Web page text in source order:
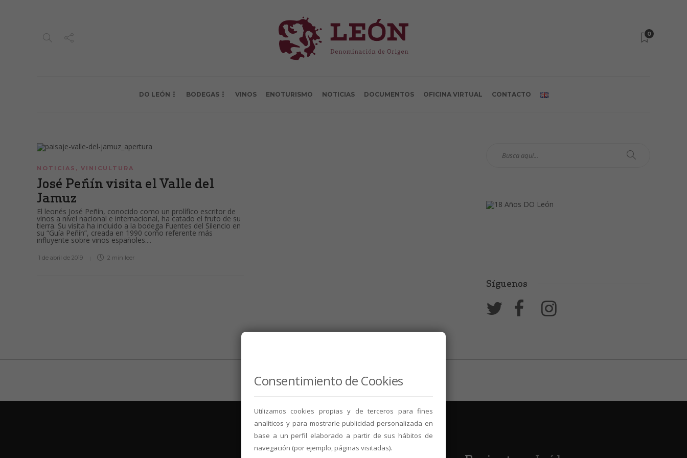
0
DO LEÓN BODEGAS VINOS ENOTURISMO NOTICIAS DOCUMENTOS OFICINA VIRTUAL CONTACTO
NOTICIAS , VINICULTURA
José Peñín visita el Valle del
Jamuz
El leonés José Peñín, conocido como un prolífico escritor de
vinos a nivel nacional e internacional, ha catado el fruto de su
tierra. Su visita ha incluido a la bodega Fuentes del Silencio en
su “Guía Peñín”, creada en 1990 como referente más
influyente sobre vinos españoles....
1 de abril de 2019 2 min leer
Síguenos
Consentimiento de Cookies
Utilizamos cookies propias y de terceros para fines
analíticos y para mostrarle publicidad personalizada en
base a un perfil elaborado a partir de sus hábitos de
navegación (por ejemplo, páginas visitadas).